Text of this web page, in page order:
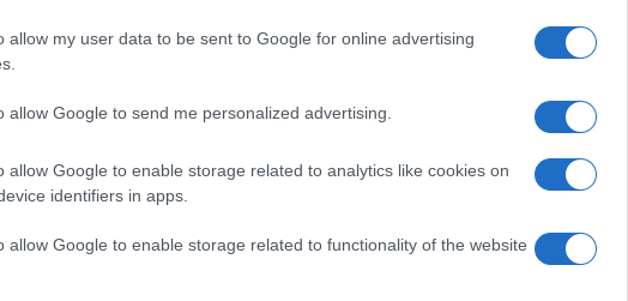
allow my user data to be sent to Google for online advertising
allow Google to send me personalized advertising.
allow Google to enable storage related to analytics like cookies on
identifiers in apps.
allow Google to enable storage related to functionality of the website
complessa
up? Non è solo un sinonimo di startup in
ha già validato il proprio modello di
con tassi di crescita superiori al 20%
differenza delle startup, che si trovano nella
fit, le scale-up hanno superato questa
di sfide uniche.